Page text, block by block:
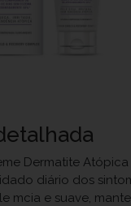
Dermatite
diário dos
mcia e suave,